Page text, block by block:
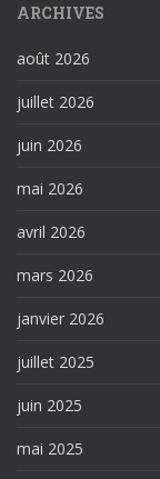
ARCHIVES
août 2026
juillet 2026
juin 2026
mai 2026
avril 2026
mars 2026
janvier 2026
juillet 2025
juin 2025
mai 2025